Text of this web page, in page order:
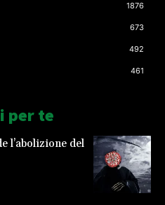
1876
673
492
461
per te
l’abolizione del